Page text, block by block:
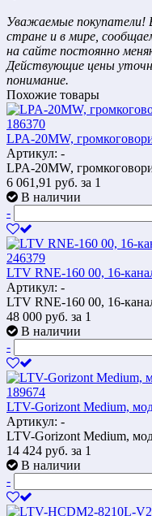
Уважаемые покупатели!
стране и в мире,
на сайте постоянно
Действующие цены
понимание.
Похожие товары
LPA-20MW,
Артикул: -
LPA-20MW,
6 061,91 руб. за 1
В наличии
-
LTV RNE-160 00, 16-
Артикул: -
LTV RNE-160 00, 16-
48 000 руб. за 1
В наличии
-
LTV-Gorizont Medium,
Артикул: -
LTV-Gorizont Medium,
14 424 руб. за 1
В наличии
-